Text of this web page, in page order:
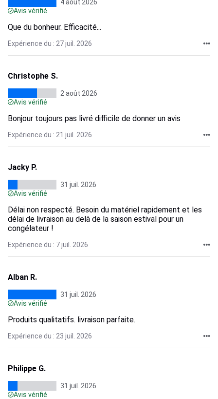
4 août 2026
Avis vérifié
Que du bonheur. Efficacité...
Expérience du : 27 juil. 2026
Christophe S.
2 août 2026
Avis vérifié
Bonjour toujours pas livré difficile de donner un avis
Expérience du : 21 juil. 2026
Jacky P.
31 juil. 2026
Avis vérifié
Délai non respecté. Besoin du matériel rapidement et les
délai de livraison au delà de la saison estival pour un
congélateur !
Expérience du : 7 juil. 2026
Alban R.
31 juil. 2026
Avis vérifié
Produits qualitatifs. livraison parfaite.
Expérience du : 23 juil. 2026
Philippe G.
31 juil. 2026
Avis vérifié